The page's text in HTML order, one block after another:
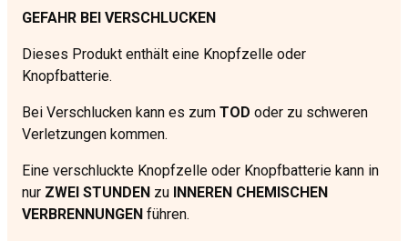
GEFAHR BEI VERSCHLUCKEN
Dieses Produkt enthält eine Knopfzelle oder
Knopfbatterie.
Bei Verschlucken kann es zum TOD oder zu schweren
Verletzungen kommen.
Eine verschluckte Knopfzelle oder Knopfbatterie kann in
nur ZWEI STUNDEN zu INNEREN CHEMISCHEN
VERBRENNUNGEN führen.